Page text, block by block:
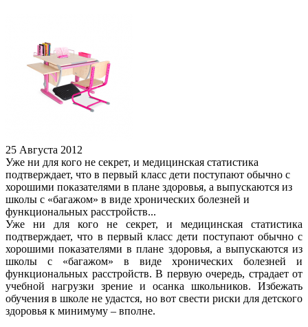
25 Августа 2012
Уже ни для кого не секрет, и медицинская статистика
подтверждает, что в первый класс дети поступают обычно с
хорошими показателями в плане здоровья, а выпускаются из
школы с «багажом» в виде хронических болезней и
функциональных расстройств...
Уже ни для кого не секрет, и медицинская статистика
подтверждает, что в первый класс дети поступают обычно с
хорошими показателями в плане здоровья, а выпускаются из
школы с «багажом» в виде хронических болезней и
функциональных расстройств. В первую очередь, страдает от
учебной нагрузки зрение и осанка школьников. Избежать
обучения в школе не удастся, но вот свести риски для детского
здоровья к минимуму – вполне.